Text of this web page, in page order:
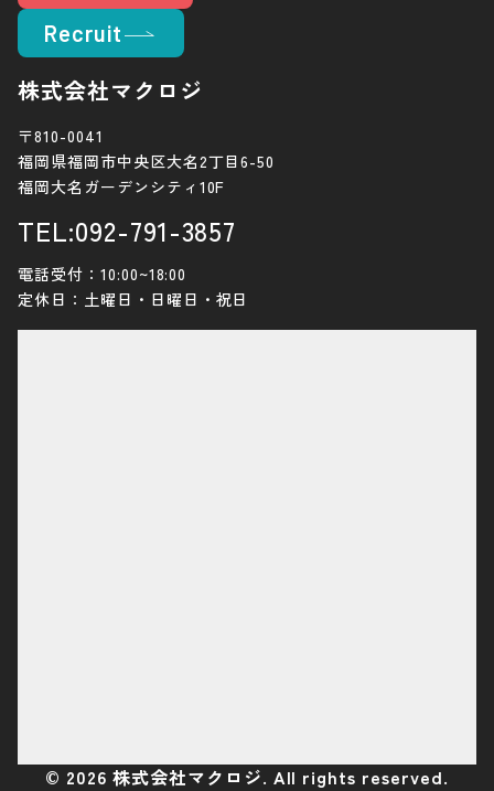
Recruit
株式会社マクロジ
〒810-0041
福岡県福岡市中央区大名2丁目6-50
福岡大名ガーデンシティ10F
TEL:092-791-3857
電話受付：10:00~18:00
定休日：土曜日・日曜日・祝日
© 2026 株式会社マクロジ. All rights reserved.